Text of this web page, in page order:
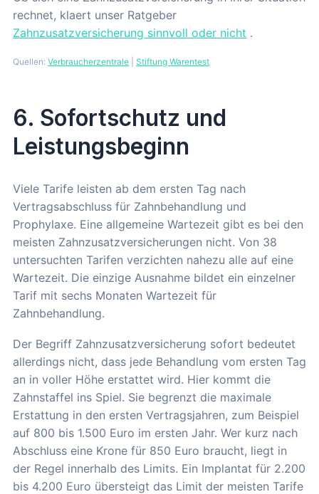
rechnet, klaert unser Ratgeber
Zahnzusatzversicherung sinnvoll oder nicht .
Quellen: Verbraucherzentrale Stiftung Warentest
6. Sofortschutz und
Leistungsbeginn
Viele Tarife leisten ab dem ersten Tag nach
Vertragsabschluss für Zahnbehandlung und
Prophylaxe. Eine allgemeine Wartezeit gibt es bei den
meisten Zahnzusatzversicherungen nicht. Von 38
untersuchten Tarifen verzichten nahezu alle auf eine
Wartezeit. Die einzige Ausnahme bildet ein einzelner
Tarif mit sechs Monaten Wartezeit für
Zahnbehandlung.
Der Begriff Zahnzusatzversicherung sofort bedeutet
allerdings nicht, dass jede Behandlung vom ersten Tag
an in voller Höhe erstattet wird. Hier kommt die
Zahnstaffel ins Spiel. Sie begrenzt die maximale
Erstattung in den ersten Vertragsjahren, zum Beispiel
auf 800 bis 1.500 Euro im ersten Jahr. Wer kurz nach
Abschluss eine Krone für 850 Euro braucht, liegt in
der Regel innerhalb des Limits. Ein Implantat für 2.200
bis 4.200 Euro übersteigt das Limit der meisten Tarife